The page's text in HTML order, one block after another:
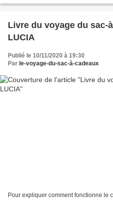
Livre du voyage du sac-
LUCIA
Publié le 10/11/2020 à 19:30
Par le-voyage-du-sac-à-cadeaux
Pour expliquer comment fonctionne le